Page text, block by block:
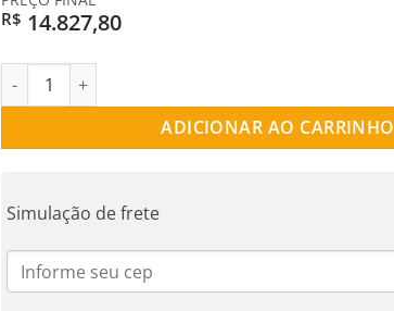
R$ 14.827,80
PULSEIRA OURO 18K GROUMET 065 quantidade
ADICIONAR AO CARRINHO
Simulação de frete